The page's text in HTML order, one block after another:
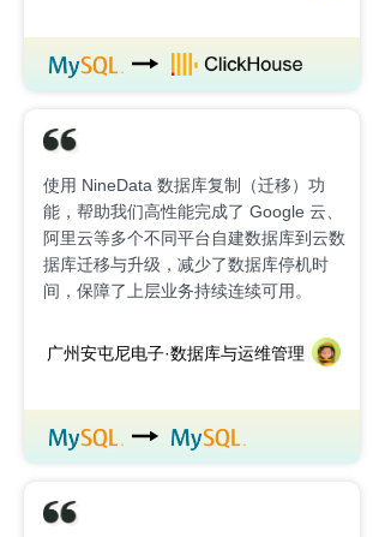
使用 NineData 数据库复制（迁移）功
能，帮助我们高性能完成了 Google 云、
阿里云等多个不同平台自建数据库到云数
据库迁移与升级，减少了数据库停机时
间，保障了上层业务持续连续可用。
广州安屯尼电子·数据库与运维管理